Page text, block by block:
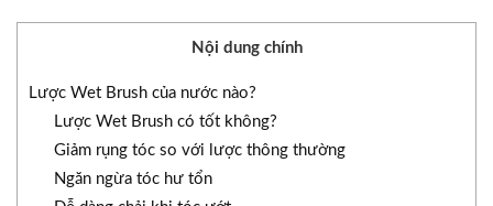
Nội dung chính
Lược Wet Brush của nước nào?
Lược Wet Brush có tốt không?
Giảm rụng tóc so với lược thông thường
Ngăn ngừa tóc hư tổn